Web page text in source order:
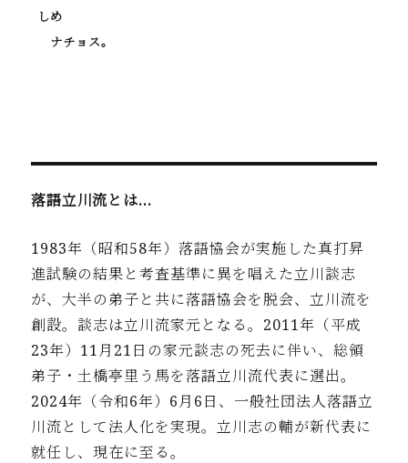
しめ
ナチョス。
落語立川流とは…
1983年（昭和58年）落語協会が実施した真打昇
進試験の結果と考査基準に異を唱えた立川談志
が、大半の弟子と共に落語協会を脱会、立川流を
創設。談志は立川流家元となる。2011年（平成
23年）11月21日の家元談志の死去に伴い、総領
弟子・土橋亭里う馬を落語立川流代表に選出。
2024年 （令和6年）6月6日、一般社団法人落語立
川流として法人化を実現。立川志の輔が新代表に
就任し、現在に至る。